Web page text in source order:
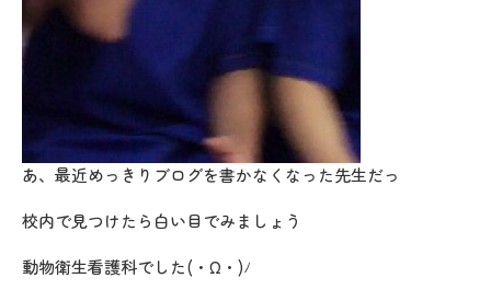
あ、最近めっきりブログを書かなくなった先生だっ
校内で見つけたら白い目でみましょう
動物衛生看護科でした(・Ω・)ﾉ